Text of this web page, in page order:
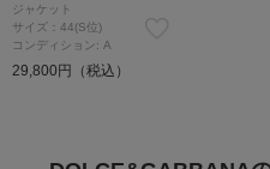
ジャケット
サイズ：44(S位)
コンディション: A
29,800円（税込）